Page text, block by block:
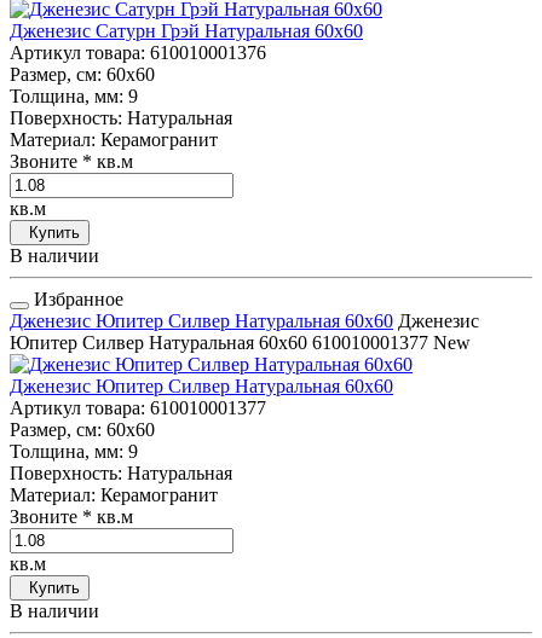
Дженезис Сатурн Грэй Натуральная 60x60
Артикул товара: 610010001376
Размер, см: 60x60
Толщина, мм: 9
Поверхность: Натуральная
Материал: Керамогранит
Звоните * кв.м
кв.м
Купить
В наличии
Избранное
Дженезис Юпитер Силвер Натуральная 60x60 Дженезис
Юпитер Силвер Натуральная 60x60 610010001377 New
Дженезис Юпитер Силвер Натуральная 60x60
Артикул товара: 610010001377
Размер, см: 60x60
Толщина, мм: 9
Поверхность: Натуральная
Материал: Керамогранит
Звоните * кв.м
кв.м
Купить
В наличии